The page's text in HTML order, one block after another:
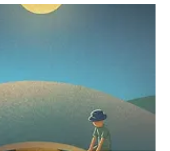
다.이 책을 읽으면서 혈액형이 무엇이냐고 하는